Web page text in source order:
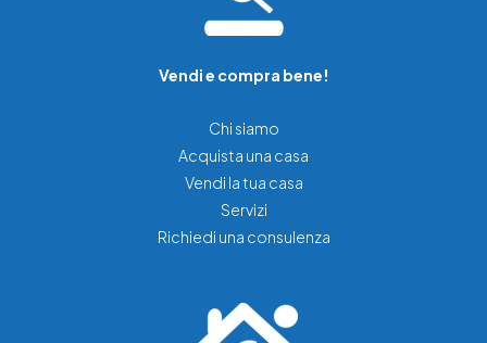
Vendi e compra bene!
Chi siamo
Acquista una casa
Vendi la tua casa
Servizi
Richiedi una consulenza